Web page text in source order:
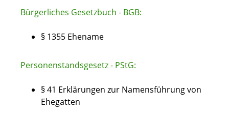
Bürgerliches Gesetzbuch - BGB:
§ 1355 Ehename
Personenstandsgesetz - PStG:
§ 41 Erklärungen zur Namensführung von
Ehegatten